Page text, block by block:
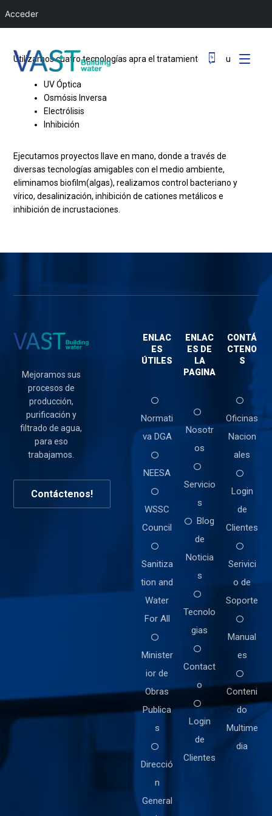
Acceder
Utilizamos cuatro tecnologías apra el tratamiento de aguas:
UV Óptica
Osmósis Inversa
Electrólisis
Inhibición
Ejecutamos proyectos llave en mano, donde a través de
diversas tecnologías amigables con el medio ambiente,
eliminamos biofilm(algas), realizamos control bacteriano y
vírico, desalinización, inhibición de cationes metálicos e
inhibición de incrustaciones.
Mejoramos sus
procesos de
producción,
purificación y
filtrado de agua,
para eso
trabajamos.
Contáctenos!
ENLAC
ES
ÚTILES
Normati
va DGA
NEESA
WSSC
Council
Sanitiza
tion and
Water
For All
Minister
ior de
Obras
Publica
s
Direcció
n
General
ENLAC
ES DE
LA
PAGINA
Nosotr
os
Servicio
s
Blog
de
Noticia
s
Tecnolo
gias
Contact
o
Login
de
Clientes
CONTÁ
CTENO
S
Oficinas
Nacion
ales
Login
de
Clientes
Serivici
o de
Soporte
Manual
es
Conteni
do
Multime
dia